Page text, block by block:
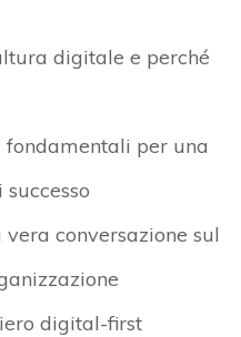
digitale e perché
per una
conversazione sul
digital-first